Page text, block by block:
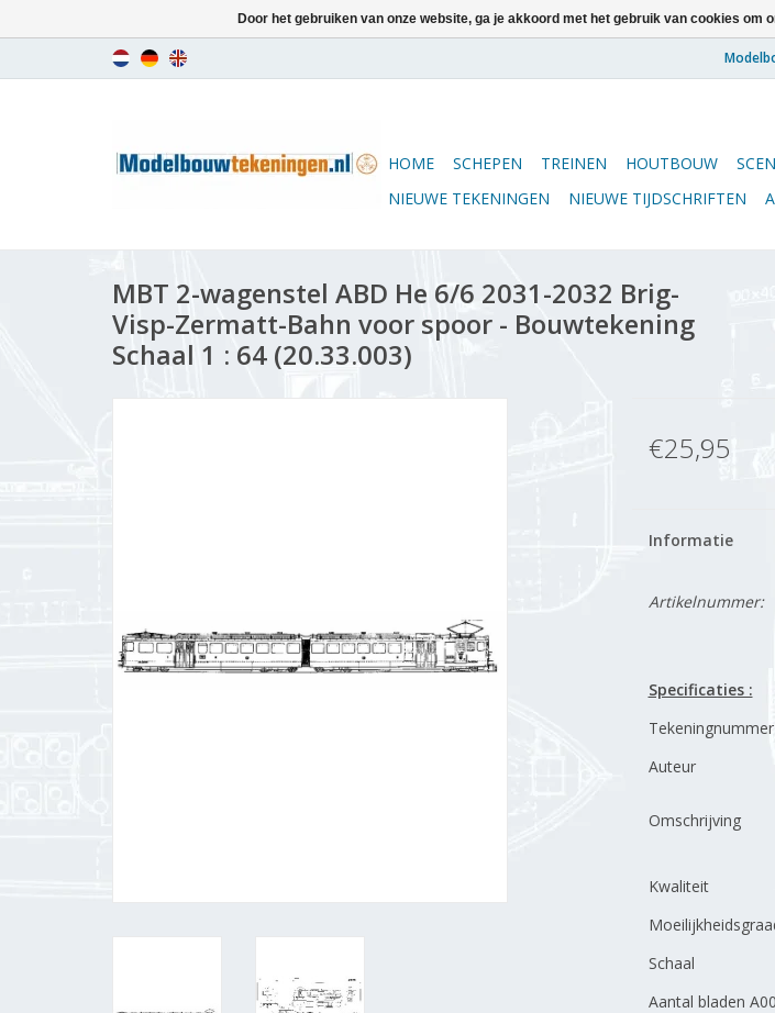
HOME SCHEPEN TREINEN HOUTBOUW
NIEUWE TEKENINGEN
NIEUWE TIJDSCHRIFTEN
MBT 2-wagenstel ABD He 6/6 2031-2032 Brig-
Visp-Zermatt-Bahn voor spoor - Bouwtekening
Schaal 1 : 64 (20.33.003)
€25,95
Informatie
Artikelnummer:
Specificaties :
Tekeningnummer
Auteur
Omschrijving
Kwaliteit
Schaal
Aantal bladen A00
Door het gebruiken van onze website, ga je akkoord met het gebruik van cookies om